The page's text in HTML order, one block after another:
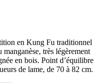
en Kung Fu traditionnel
très légèrement
en bois. Point d’équilibre
de lame, de 70 à 82 cm.